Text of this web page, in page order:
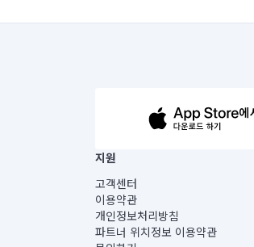
지원
고객센터
이용약관
개인정보처리방침
파트너 위치정보 이용약관